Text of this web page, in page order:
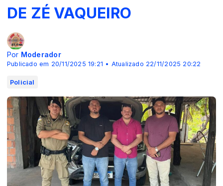
DE ZÉ VAQUEIRO
Por Moderador
Publicado em 20/11/2025 19:21 • Atualizado 22/11/2025 20:22
Policial